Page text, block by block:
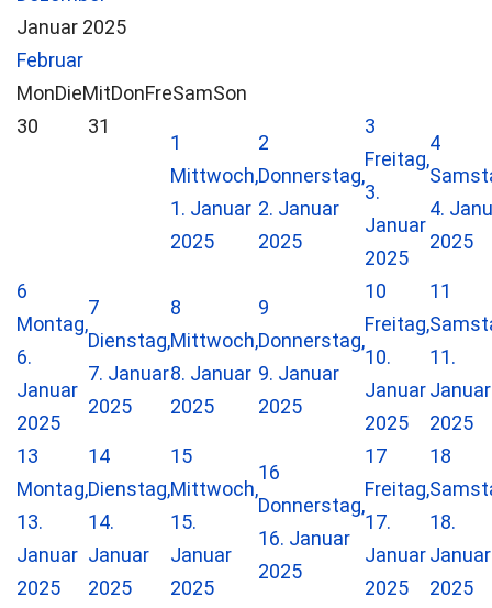
Januar 2025
Februar
MonDieMitDonFreSamSon
30
31
1
Mittwoch,
1. Januar
2025
2
Donnerstag,
2. Januar
2025
3
Freitag,
3.
Januar
2025
4
4.
2025
6
Montag,
6.
Januar
2025
7
Dienstag,
7. Januar
2025
8
Mittwoch,
8. Januar
2025
9
Donnerstag,
9. Januar
2025
10
Freitag,
10.
Januar
2025
11
11.
Januar
2025
13
Montag,
13.
Januar
2025
14
Dienstag,
14.
Januar
2025
15
Mittwoch,
15.
Januar
2025
16
Donnerstag,
16. Januar
2025
17
Freitag,
17.
Januar
2025
18
18.
Januar
2025